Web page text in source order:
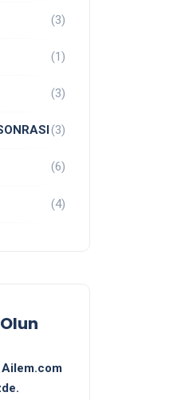
(3)
(1)
(3)
(3)
(6)
(4)
Ailem.com